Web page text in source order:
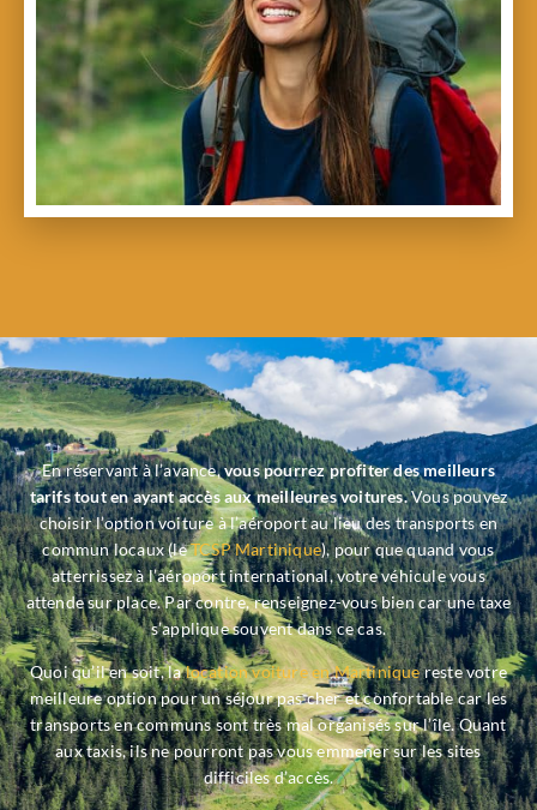
En réservant à l’avance,vous pourrez profiter des meilleurs
tarifs tout en ayant accès aux meilleures voitures.Vous pouvez
choisir l’option voiture à l’aéroport au lieu des transports en
commun locaux (leTCSP Martinique), pour que quand vous
atterrissez à l’aéroport international, votre véhicule vous
attende sur place. Par contre, renseignez-vous bien car une taxe
s’applique souvent dans ce cas.
Quoi qu’il en soit, lalocation voiture en Martiniquereste votre
meilleure option pour un séjour pas cher et confortable car les
transports en communs sont très mal organisés sur l’île. Quant
aux taxis, ils ne pourront pas vous emmener sur les sites
difficiles d’accès.